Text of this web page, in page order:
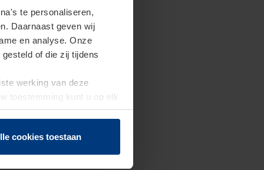
te personaliseren,
Daarnaast geven wij
en analyse. Onze
of die zij tijdens
werking van deze
toestemming kunt u op elk
herroepen.
cookies toestaan